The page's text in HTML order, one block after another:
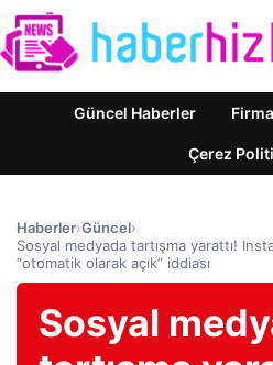
Güncel Haberler
Çerez
Haberler›Güncel›
Sosyal medyada tartışma yarattı!
“otomatik olarak açık” iddiası
Sosyal